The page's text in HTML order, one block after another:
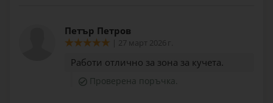
Петър Петров
| 27 март 2026 г.
Работи отлично за зона за кучета.
Проверена поръчка.